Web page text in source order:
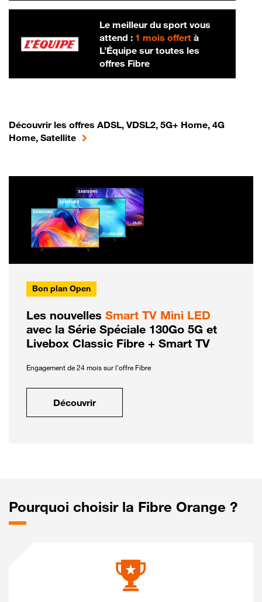
Le meilleur du sport vous
attend : 1 mois offertà
L’Équipe sur toutes les
offres Fibre
Découvrir les offres ADSL, VDSL2, 5G+ Home, 4G
Home, Satellite
Bon plan Open
Les nouvelles Smart TV Mini LED
avec la Série Spéciale 130Go 5G et
Livebox Classic Fibre + Smart TV
Engagement de 24 mois sur l'offre Fibre
Découvrir
Pourquoi choisir la Fibre Orange ?